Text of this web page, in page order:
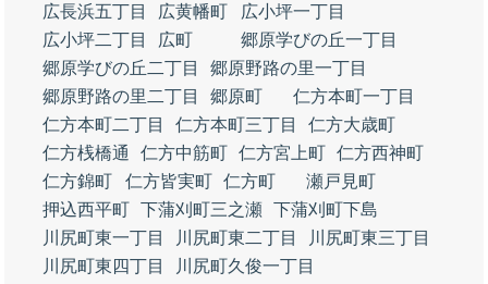
広長浜五丁目
広黄幡町
広小坪一丁目
広小坪二丁目
広町
郷原学びの丘一丁目
郷原学びの丘二丁目
郷原野路の里一丁目
郷原野路の里二丁目
郷原町
仁方本町一丁目
仁方本町二丁目
仁方本町三丁目
仁方大歳町
仁方桟橋通
仁方中筋町 仁方宮上町 仁方西神町
仁方錦町
仁方皆実町 仁方町
瀬戸見町
押込西平町 下蒲刈町三之瀬 下蒲刈町下島
川尻町東一丁目
川尻町東二丁目
川尻町東三丁目
川尻町東四丁目
川尻町久俊一丁目